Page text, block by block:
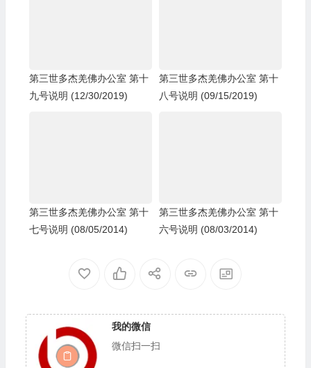
第三世多杰羌佛办公室 第十
九号说明 (12/30/2019)
第三世多杰羌佛办公室 第十
八号说明 (09/15/2019)
第三世多杰羌佛办公室 第十
七号说明 (08/05/2014)
第三世多杰羌佛办公室 第十
六号说明 (08/03/2014)
我的微信
微信扫一扫